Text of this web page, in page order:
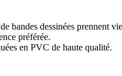
dessinées prennent
préférée.
en PVC de haute qualité.